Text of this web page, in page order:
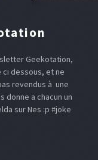
Geekotation,
dessous, et ne
revendus à une
donne a chacun un
sur Nes :p #joke